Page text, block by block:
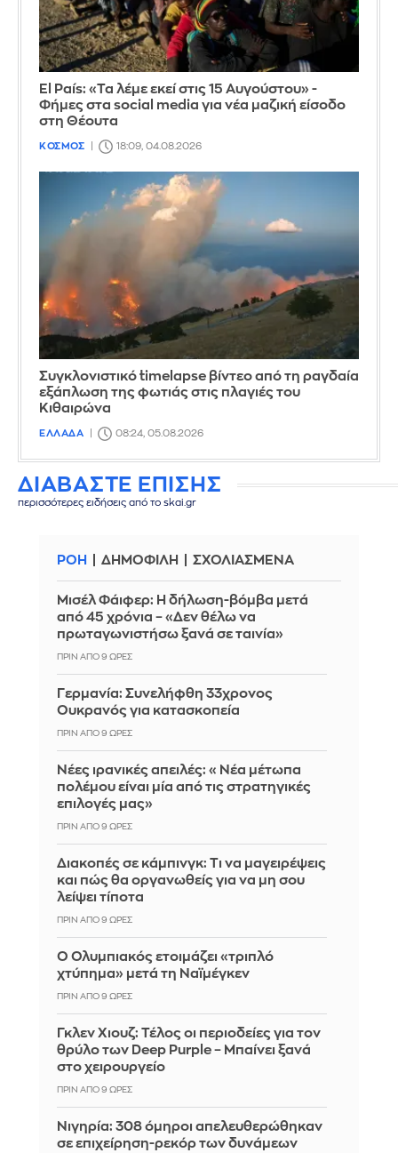
El País: «Τα λέμε εκεί στις 15 Αυγούστου» -
Φήμες στα social media για νέα μαζική είσοδο
στη Θέουτα
ΚΟΣΜΟΣ 18:09, 04.08.2026
Συγκλονιστικό timelapse βίντεο από τη ραγδαία
εξάπλωση της φωτιάς στις πλαγιές του
Κιθαιρώνα
ΕΛΛΑΔΑ 08:24, 05.08.2026
ΔΙΑΒΑΣΤΕ ΕΠΙΣΗΣ
περισσότερες ειδήσεις από το skai.gr
ΡΟΗ ΔΗΜΟΦΙΛΗ ΣΧΟΛΙΑΣΜΕΝΑ
Μισέλ Φάιφερ: Η δήλωση-βόμβα μετά
από 45 χρόνια – «Δεν θέλω να
πρωταγωνιστήσω ξανά σε ταινία»
ΠΡΙΝ ΑΠΌ 9 ΏΡΕΣ
Γερμανία: Συνελήφθη 33χρονος
Ουκρανός για κατασκοπεία
ΠΡΙΝ ΑΠΌ 9 ΏΡΕΣ
Νέες ιρανικές απειλές: «Νέα μέτωπα
πολέμου είναι μία από τις στρατηγικές
επιλογές μας»
ΠΡΙΝ ΑΠΌ 9 ΏΡΕΣ
Διακοπές σε κάμπινγκ: Τι να μαγειρέψεις
και πώς θα οργανωθείς για να μη σου
λείψει τίποτα
ΠΡΙΝ ΑΠΌ 9 ΏΡΕΣ
Ο Ολυμπιακός ετοιμάζει «τριπλό
χτύπημα» μετά τη Ναϊμέγκεν
ΠΡΙΝ ΑΠΌ 9 ΏΡΕΣ
Γκλεν Χιουζ: Τέλος οι περιοδείες για τον
θρύλο των Deep Purple – Μπαίνει ξανά
στο χειρουργείο
ΠΡΙΝ ΑΠΌ 9 ΏΡΕΣ
Νιγηρία: 308 όμηροι απελευθερώθηκαν
σε επιχείρηση-ρεκόρ των δυνάμεων